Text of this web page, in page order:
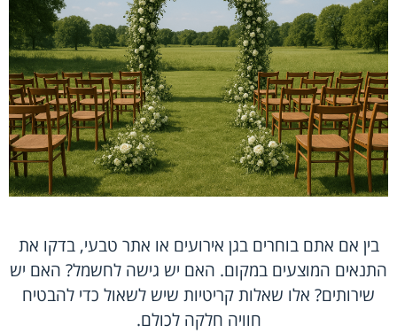
בין אם אתם בוחרים בגן אירועים או אתר טבעי, בדקו את
התנאים המוצעים במקום. האם יש גישה לחשמל? האם יש
שירותים? אלו שאלות קריטיות שיש לשאול כדי להבטיח
חוויה חלקה לכולם.